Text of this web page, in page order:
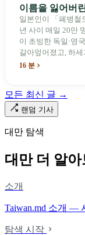
이름을 잃어버
일본인이 「폐병철
년 사이 매일 20만
이 초빙한 독일·영
갈아엎어졌고, 하
이름과 번호가 바뀌
다. 마침내 푸유마·
로 위에 깔렸다.
16 분
모든 최신 글 →
랜덤 기사
대만 탐색
대만 더 알아
소개
Taiwan.md 소개 —
탐색 시작